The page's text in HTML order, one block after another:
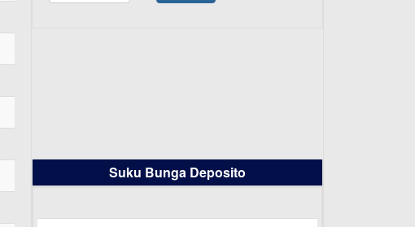
Daftar Pemenang Undian
16-06-2025
Suku Bunga Deposito